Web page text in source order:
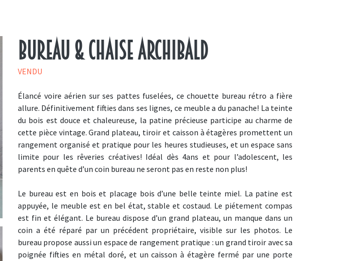
Bureau & chaise Archibald
VENDU
Élancé voire aérien sur ses pattes fuselées, ce chouette bureau rétro a fière
allure. Définitivement fifties dans ses lignes, ce meuble a du panache! La teinte
du bois est douce et chaleureuse, la patine précieuse participe au charme de
cette pièce vintage. Grand plateau, tiroir et caisson à étagères promettent un
rangement organisé et pratique pour les heures studieuses, et un espace sans
limite pour les rêveries créatives! Idéal dès 4ans et pour l’adolescent, les
parents en quête d’un coin bureau ne seront pas en reste non plus!
Le bureau est en bois et placage bois d’une belle teinte miel. La patine est
appuyée, le meuble est en bel état, stable et costaud. Le piétement compas
est fin et élégant. Le bureau dispose d’un grand plateau, un manque dans un
coin a été réparé par un précédent propriétaire, visible sur les photos. Le
bureau propose aussi un espace de rangement pratique : un grand tiroir avec sa
poignée fifties en métal doré, et un caisson à étagère fermé par une porte